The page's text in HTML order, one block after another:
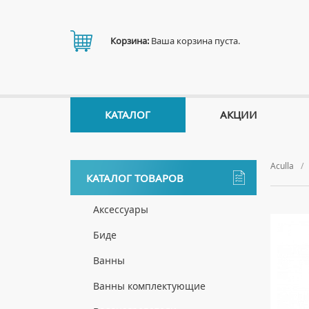
Aculla
КАТАЛОГ ТОВАРОВ
Аксессуары
ДЕРЖАТЕЛИ
Биде
НАПОЛЬНЫЕ БИДЕ
Ванны
АКРИЛОВЫЕ ВАННЫ
Ванны комплектующие
Корзина: Ваша корзина пуста.
КАТАЛОГ АКЦИИ